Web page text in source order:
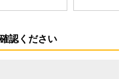
認ください